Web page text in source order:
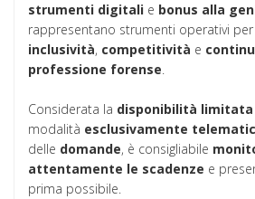
strumenti digitali e bonus alla
rappresentano strumenti operativi per
inclusività, competitività e
professione forense.
Considerata la disponibilità
modalità esclusivamente
delle domande, è consigliabile
attentamente le scadenze e
prima possibile.